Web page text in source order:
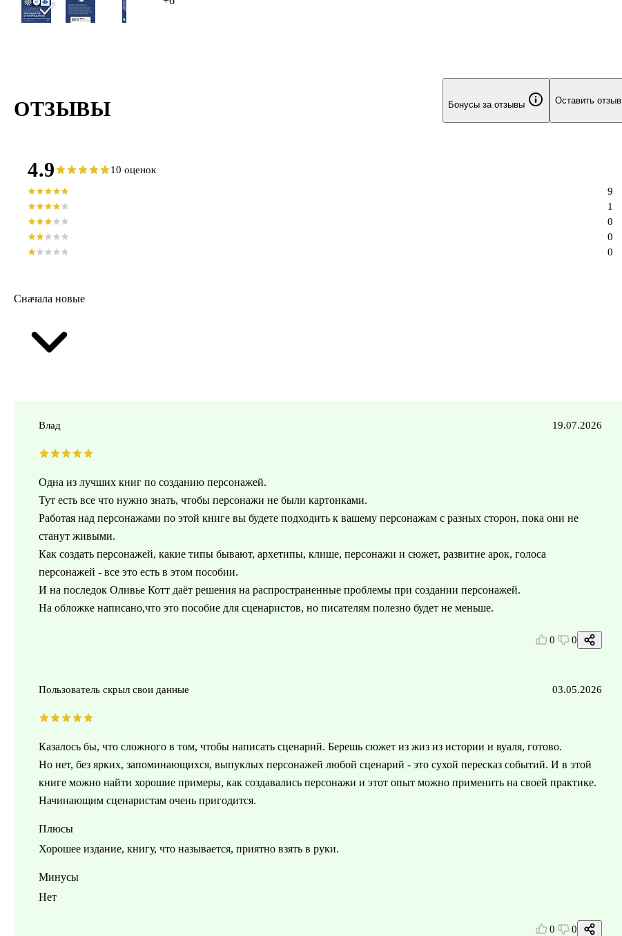
ОТЗЫВЫ Бонусы за отзывы Оставить отзыв
4.9 10 оценок
0
0
0
1
9
Сначала новые
Влад 19.07.2026
Одна из лучших книг по созданию персонажей.
Тут есть все что нужно знать, чтобы персонажи не были картонками.
Работая над персонажами по этой книге вы будете подходить к вашему персонажам с разных сторон, пока они не
станут живыми.
Как создать персонажей, какие типы бывают, архетипы, клише, персонажи и сюжет, развитие арок, голоса
персонажей - все это есть в этом пособии.
И на последок Оливье Котт даёт решения на распространенные проблемы при создании персонажей.
На обложке написано,что это пособие для сценаристов, но писателям полезно будет не меньше.
0 0
Пользователь скрыл свои данные 03.05.2026
Казалось бы, что сложного в том, чтобы написать сценарий. Берешь сюжет из жиз из истории и вуаля, готово.
Но нет, без ярких, запоминающихся, выпуклых персонажей любой сценарий - это сухой пересказ событий. И в этой
книге можно найти хорошие примеры, как создавались персонажи и этот опыт можно применить на своей практике.
Начинающим сценаристам очень пригодится.
Плюсы
Хорошее издание, книгу, что называется, приятно взять в руки.
Минусы
Нет
0 0